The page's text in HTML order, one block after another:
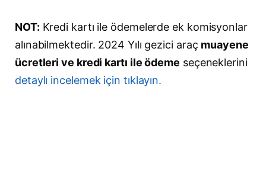
NOT: Kredi kartı ile ödemelerde ek komisyonlar
alınabilmektedir. 2024 Yılı gezici araç muayene
ücretleri ve kredi kartı ile ödeme seçeneklerini
detaylı incelemek için tıklayın.